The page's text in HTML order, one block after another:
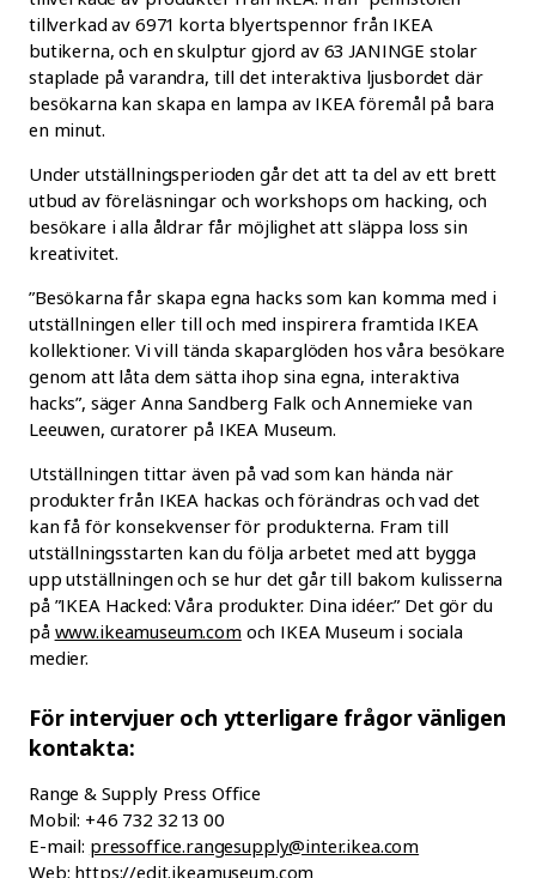
tillverkad av 6971 korta blyertspennor från IKEA
butikerna, och en skulptur gjord av 63 JANINGE stolar
staplade på varandra, till det interaktiva ljusbordet där
besökarna kan skapa en lampa av IKEA föremål på bara
en minut.
Under utställningsperioden går det att ta del av ett brett
utbud av föreläsningar och workshops om hacking, och
besökare i alla åldrar får möjlighet att släppa loss sin
kreativitet.
”Besökarna får skapa egna hacks som kan komma med i
utställningen eller till och med inspirera framtida IKEA
kollektioner. Vi vill tända skaparglöden hos våra besökare
genom att låta dem sätta ihop sina egna, interaktiva
hacks”, säger Anna Sandberg Falk och Annemieke van
Leeuwen, curatorer på IKEA Museum.
Utställningen tittar även på vad som kan hända när
produkter från IKEA hackas och förändras och vad det
kan få för konsekvenser för produkterna. Fram till
utställningsstarten kan du följa arbetet med att bygga
upp utställningen och se hur det går till bakom kulisserna
på ”IKEA Hacked: Våra produkter. Dina idéer.” Det gör du
på www.ikeamuseum.com och IKEA Museum i sociala
medier.
För intervjuer och ytterligare frågor vänligen
kontakta:
Range & Supply Press Office
Mobil: +46 732 32 13 00
E-mail: pressoffice.rangesupply@inter.ikea.com
Web: https://edit.ikeamuseum.com